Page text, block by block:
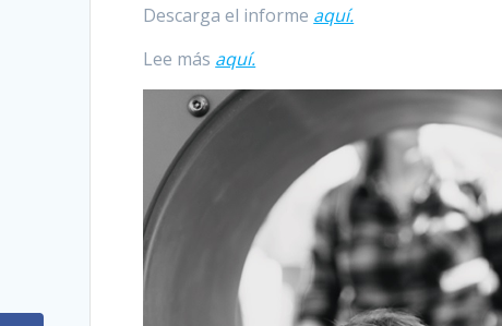
Descarga el informe aquí.
Lee más aquí.